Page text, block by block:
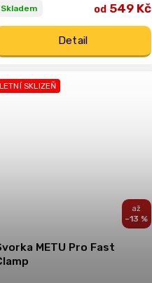
Skladem od549 Kč
Detail
LETNÍ SKLIZEŇ
–13 %
METU Pro Fast